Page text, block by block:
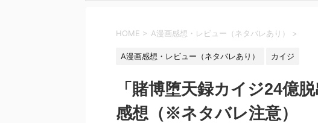
HOME > A漫画感想・レビュー（ネタバレあり） >
A漫画感想・レビュー（ネタバレあり） カイジ
「賭博堕天録カイジ24億
感想（※ネタバレ注意）